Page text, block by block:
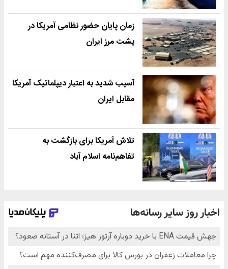
زمان پایان حضور نظامی آمریکا در
پشت مرز ایران
آسیب شدید به اعتبار دیپلماتیک آمریکا
مقابل ایران
تلاش آمریکا برای بازگشت به
تفاهم‌نامه اسلام آباد